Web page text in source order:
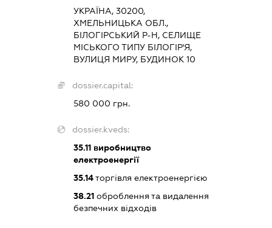
УКРАЇНА, 30200,
ХМЕЛЬНИЦЬКА ОБЛ.,
БІЛОГІРСЬКИЙ Р-Н, СЕЛИЩЕ
МІСЬКОГО ТИПУ БІЛОГІР'Я,
ВУЛИЦЯ МИРУ, БУДИНОК 10
dossier.capital:
580 000 грн.
dossier.kveds:
35.11виробництво
електроенергії
35.14торгівля електроенергією
38.21оброблення та видалення
безпечних відходів